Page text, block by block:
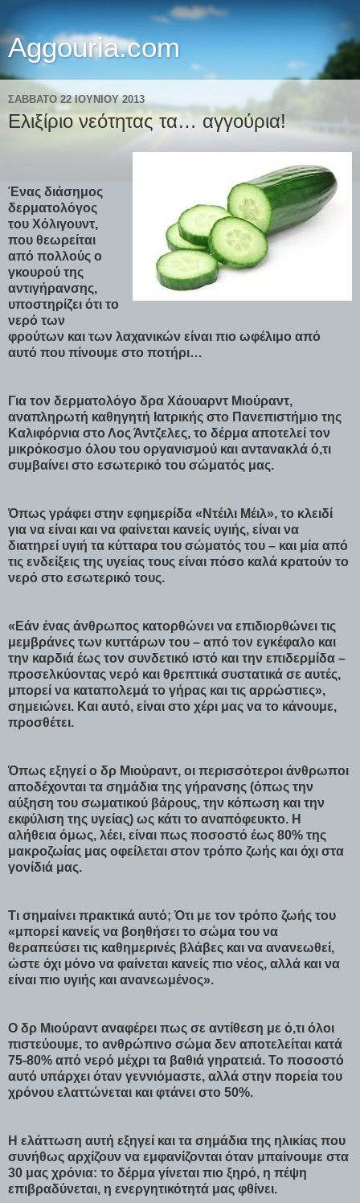
Aggouria.com
ΣΆΒΒΑΤΟ 22 ΙΟΥΝΊΟΥ 2013
Ελιξίριο νεότητας τα… αγγούρια!
Ένας διάσημος
δερματολόγος
του Χόλιγουντ,
που θεωρείται
από πολλούς o
γκουρού της
αντιγήρανσης,
υποστηρίζει ότι το
νερό των
φρούτων και των λαχανικών είναι πιο ωφέλιμο από
αυτό που πίνουμε στο ποτήρι…
Για τον δερματολόγο δρα Χάουαρντ Μιούραντ,
αναπληρωτή καθηγητή Ιατρικής στο Πανεπιστήμιο της
Καλιφόρνια στο Λος Άντζελες, το δέρμα αποτελεί τον
μικρόκοσμο όλου του οργανισμού και αντανακλά ό,τι
συμβαίνει στο εσωτερικό του σώματός μας.
Όπως γράφει στην εφημερίδα «Ντέιλι Μέιλ», το κλειδί
για να είναι και να φαίνεται κανείς υγιής, είναι να
διατηρεί υγιή τα κύτταρα του σώματός του – και μία από
τις ενδείξεις της υγείας τους είναι πόσο καλά κρατούν το
νερό στο εσωτερικό τους.
«Εάν ένας άνθρωπος κατορθώνει να επιδιορθώνει τις
μεμβράνες των κυττάρων του – από τον εγκέφαλο και
την καρδιά έως τον συνδετικό ιστό και την επιδερμίδα –
προσελκύοντας νερό και θρεπτικά συστατικά σε αυτές,
μπορεί να καταπολεμά το γήρας και τις αρρώστιες»,
σημειώνει. Και αυτό, είναι στο χέρι μας να το κάνουμε,
προσθέτει.
Όπως εξηγεί ο δρ Μιούραντ, οι περισσότεροι άνθρωποι
αποδέχονται τα σημάδια της γήρανσης (όπως την
αύξηση του σωματικού βάρους, την κόπωση και την
εκφύλιση της υγείας) ως κάτι το αναπόφευκτο. Η
αλήθεια όμως, λέει, είναι πως ποσοστό έως 80% της
μακροζωίας μας οφείλεται στον τρόπο ζωής και όχι στα
γονίδιά μας.
Τι σημαίνει πρακτικά αυτό; Ότι με τον τρόπο ζωής του
«μπορεί κανείς να βοηθήσει το σώμα του να
θεραπεύσει τις καθημερινές βλάβες και να ανανεωθεί,
ώστε όχι μόνο να φαίνεται κανείς πιο νέος, αλλά και να
είναι πιο υγιής και ανανεωμένος».
Ο δρ Μιούραντ αναφέρει πως σε αντίθεση με ό,τι όλοι
πιστεύουμε, το ανθρώπινο σώμα δεν αποτελείται κατά
75-80% από νερό μέχρι τα βαθιά γηρατειά. Το ποσοστό
αυτό υπάρχει όταν γεννιόμαστε, αλλά στην πορεία του
χρόνου ελαττώνεται και φτάνει στο 50%.
Η ελάττωση αυτή εξηγεί και τα σημάδια της ηλικίας που
συνήθως αρχίζουν να εμφανίζονται όταν μπαίνουμε στα
30 μας χρόνια: το δέρμα γίνεται πιο ξηρό, η πέψη
επιβραδύνεται, η ενεργητικότητά μας φθίνει.